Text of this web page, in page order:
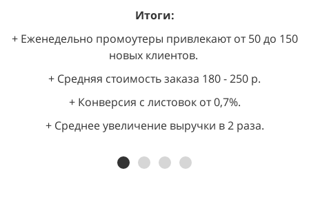
Итоги:
+ Еженедельно промоутеры привлекают от 50 до 150
новых клиентов.
+ Средняя стоимость заказа 180 - 250 р.
+ Конверсия с листовок от 0,7%.
+ Среднее увеличение выручки в 2 раза.